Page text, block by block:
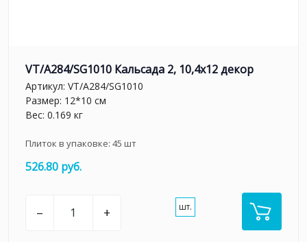
VT/A284/SG1010 Кальсада 2, 10,4х12 декор
Артикул: VT/A284/SG1010
Размер: 12*10 см
Вес: 0.169 кг
Плиток в упаковке: 45 шт
526.80 руб.
– + шт.